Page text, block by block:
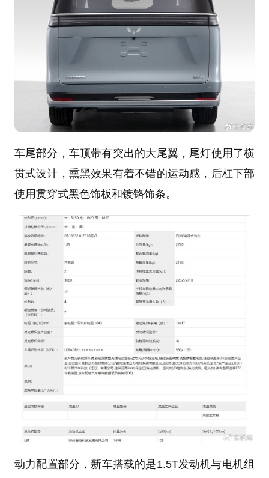
车尾部分，车顶带有突出的大尾翼，尾灯使用了横
贯式设计，熏黑效果有着不错的运动感，后杠下部
使用贯穿式黑色饰板和镀铬饰条。
动力配置部分，新车搭载的是1.5T发动机与电机组